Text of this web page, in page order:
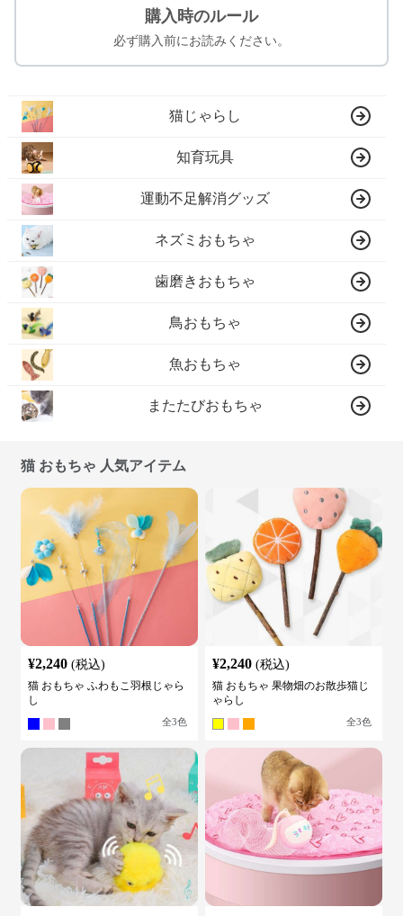
購入時のルール
必ず購入前にお読みください。
猫じゃらし
知育玩具
運動不足解消グッズ
ネズミおもちゃ
歯磨きおもちゃ
鳥おもちゃ
魚おもちゃ
またたびおもちゃ
猫 おもちゃ 人気アイテム
¥2,240 (税込)
猫 おもちゃ ふわもこ羽根じゃら
し
全3色
¥2,240 (税込)
猫 おもちゃ 果物畑のお散歩猫じ
ゃらし
全3色